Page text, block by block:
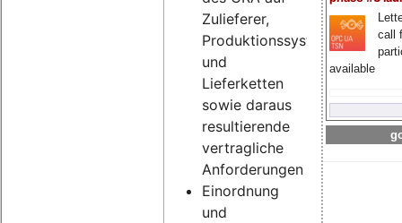
call
available
Zulieferer,
Produktionssysteme
und
Lieferketten
sowie daraus
resultierende
vertragliche
Anforderungen
Einordnung
und